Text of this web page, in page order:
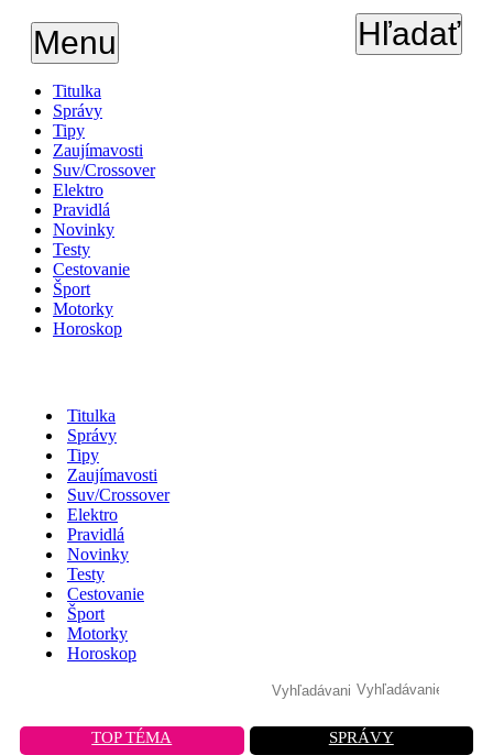
Menu Hľadať
Titulka
Správy
Tipy
Zaujímavosti
Suv/Crossover
Elektro
Pravidlá
Novinky
Testy
Cestovanie
Šport
Motorky
Horoskop
Titulka
Správy
Tipy
Zaujímavosti
Suv/Crossover
Elektro
Pravidlá
Novinky
Testy
Cestovanie
Šport
Motorky
Horoskop
TOP TÉMA
SPRÁVY